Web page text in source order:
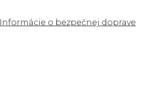
Informácie o bezpečnej doprave